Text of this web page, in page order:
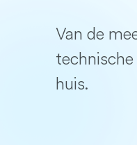
Van de
huis.